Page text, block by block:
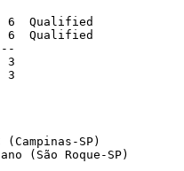
Qualified
Qualified
3
3
SP)
(São Roque-SP)